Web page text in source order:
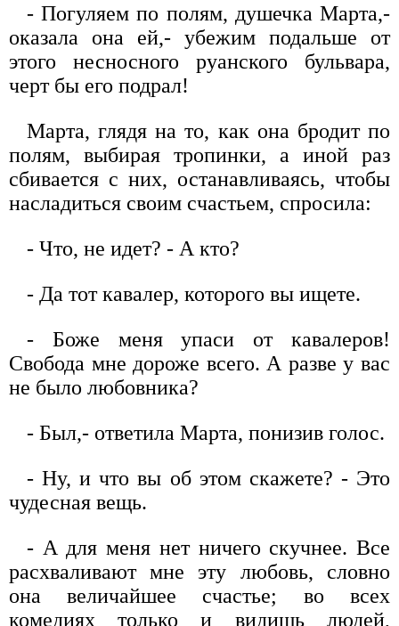
- Погуляем по полям, душечка Марта,-
оказала она ей,- убежим подальше от
этого несносного руанского бульвара,
черт бы его подрал!
Марта, глядя на то, как она бродит по
полям, выбирая тропинки, а иной раз
сбивается с них, останавливаясь, чтобы
насладиться своим счастьем, спросила:
- Что, не идет? - А кто?
- Да тот кавалер, которого вы ищете.
- Боже меня упаси от кавалеров!
Свобода мне дороже всего. А разве у вас
не было любовника?
- Был,- ответила Марта, понизив голос.
- Ну, и что вы об этом скажете? - Это
чудесная вещь.
- А для меня нет ничего скучнее. Все
расхваливают мне эту любовь, словно
она величайшее счастье; во всех
комедиях только и видишь людей,